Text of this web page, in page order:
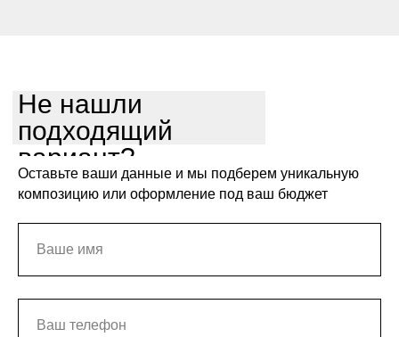
Не нашли
подходящий
вариант?
Оставьте ваши данные и мы подберем уникальную
композицию или оформление под ваш бюджет